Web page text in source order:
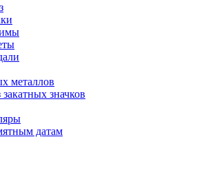
металлов
значков
датам